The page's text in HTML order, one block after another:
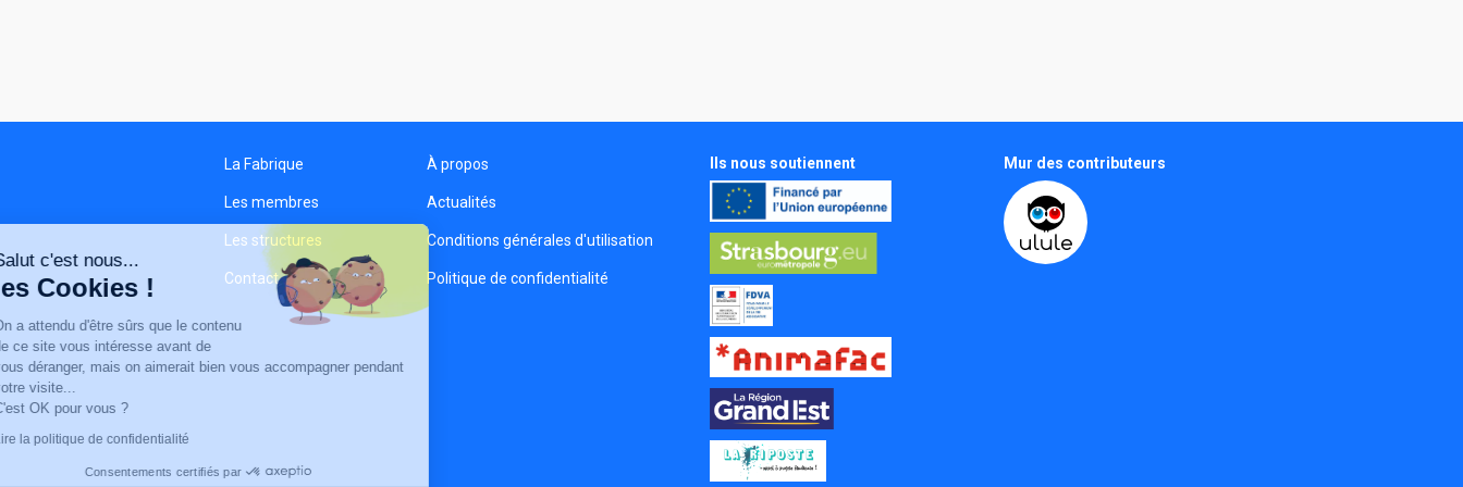
La Fabrique
Les membres
Les structures
Contact
À propos
Actualités
Conditions générales d'utilisation
Politique de confidentialité
Ils nous soutiennent Mur des contributeurs
Salut c'est nous...
les Cookies !
On a attendu d'être sûrs que le contenu
de ce site vous intéresse avant de
vous déranger, mais on aimerait bien vous accompagner pendant
votre visite...
C'est OK pour vous ?
Lire la politique de confidentialité
Consentements certifiés par